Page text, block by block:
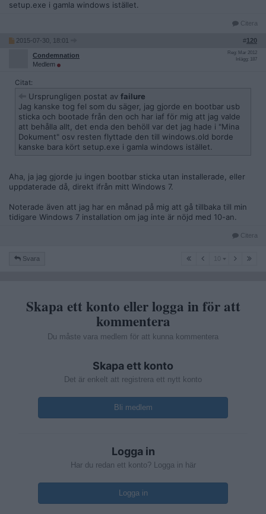
setup.exe i gamla windows istället.
Citera
2015-07-30, 18:01 #120
Condemnation
Medlem
Reg: Mar 2012
Inlägg: 187
Citat:
Ursprungligen postat av failure
Jag kanske tog fel som du säger, jag gjorde en bootbar usb
sticka och bootade från den och har iaf för mig att jag valde
att behålla allt, det enda den behöll var det jag hade i "Mina
Dokument" osv resten flyttade den till windows.old borde
kanske bara kört setup.exe i gamla windows istället.
Aha, ja jag gjorde ju ingen bootbar sticka utan installerade, eller
uppdaterade då, direkt ifrån mitt Windows 7.
Noterade även att jag har en månad på mig att gå tillbaka till min
tidigare Windows 7 installation om jag inte är nöjd med 10-an.
Citera
Svara 10
Skapa ett konto eller logga in för att
kommentera
Du måste vara medlem för att kunna kommentera
Skapa ett konto
Det är enkelt att registrera ett nytt konto
Bli medlem
Logga in
Har du redan ett konto? Logga in här
Logga in